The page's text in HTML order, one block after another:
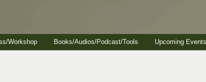
Workshop Books/Audios/Podcast/Tools Upcoming Events